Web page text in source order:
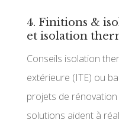
4. Finitions &
et isolation
Conseils isolation
extérieure (ITE) ou
projets de
solutions aident à